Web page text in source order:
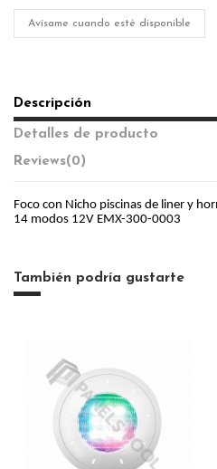
Descripción
Detalles de producto
Reviews(0)
Foco con Nicho piscinas de liner y
14 modos 12V EMX-300-0003
También podría gustarte